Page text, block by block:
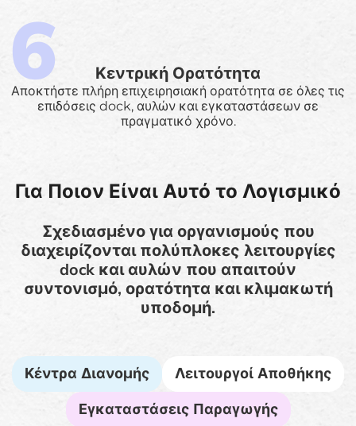
Κεντρική Ορατότητα
Αποκτήστε πλήρη επιχειρησιακή ορατότητα σε όλες τις
επιδόσεις dock, αυλών και εγκαταστάσεων σε
πραγματικό χρόνο.
Για Ποιον Είναι Αυτό το Λογισμικό
Σχεδιασμένο για οργανισμούς που
διαχειρίζονται πολύπλοκες λειτουργίες
dock και αυλών που απαιτούν
συντονισμό, ορατότητα και κλιμακωτή
υποδομή.
Κέντρα Διανομής
Λειτουργοί Αποθήκης
Εγκαταστάσεις Παραγωγής